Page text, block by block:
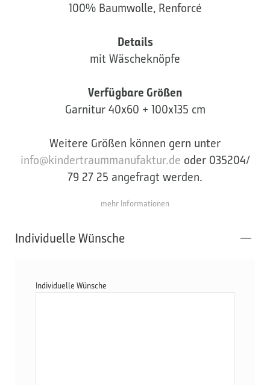
100% Baumwolle, Renforcé
Details
mit Wäscheknöpfe
Verfügbare Größen
Garnitur 40x60 + 100x135 cm
Weitere Größen können gern unter
info@kindertraummanufaktur.de oder 035204/
79 27 25 angefragt werden.
mehr Informationen
Individuelle Wünsche
Individuelle Wünsche